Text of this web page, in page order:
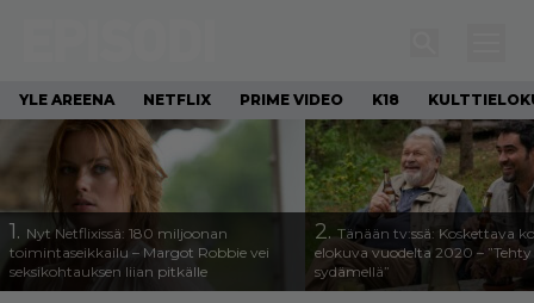
YLE AREENA NETFLIX PRIME VIDEO K18
1. Nyt Netflixissä: 180 miljoonan
toimintaseikkailu – Margot Robbie vei
seksikohtauksen liian pitkälle
2. Tänään tv:ssä: Koskettava
elokuva vuodelta 2020 – ”Tehty
sydämellä”